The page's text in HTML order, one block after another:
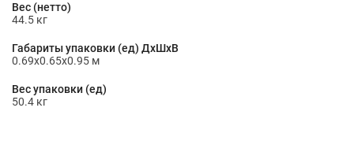
Вес (нетто)
44.5 кг
Габариты упаковки (ед) ДхШхВ
0.69x0.65x0.95 м
Вес упаковки (ед)
50.4 кг